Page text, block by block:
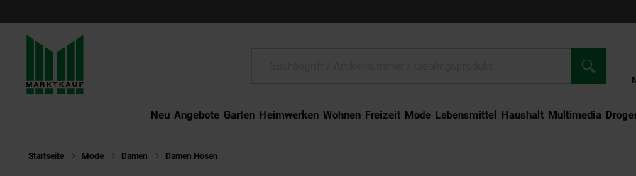
Neu Angebote Garten Heimwerken Wohnen Freizeit Mode Lebensmittel Haushalt Multimedia
Startseite Mode Damen Damen Hosen